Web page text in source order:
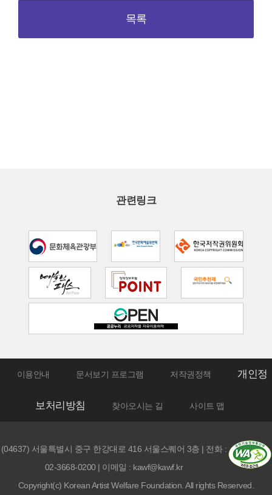
목록
관련링크
이용안내 문서보기 프로그램 저작권정책 개인정
보처리방침 찾아오시는 길 사이트 맵
(04637) 서울특별시 중구 한강대로 416 서울스퀘어 3층 | 전화 :
02-3668-0200 | 이메일 : kawf@kawf.kr
Copyright(c) Korean Artist Welfare Foundation. All rights Reserved.